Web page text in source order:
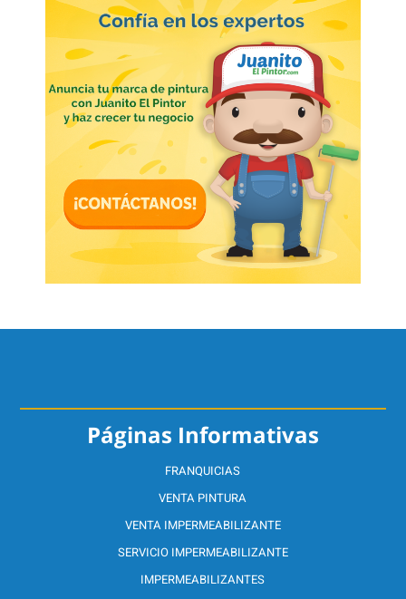
Páginas Informativas
FRANQUICIAS
VENTA PINTURA
VENTA IMPERMEABILIZANTE
SERVICIO IMPERMEABILIZANTE
IMPERMEABILIZANTES